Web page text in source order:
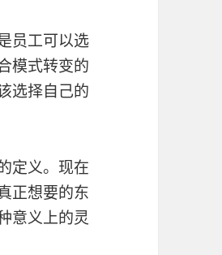
员工可以选
模式转变的
选择自己的
定义。现在
正想要的东
意义上的灵